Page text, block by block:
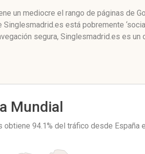
un mediocre el rango de páginas de
Singlesmadrid.es está pobremente
segura, Singlesmadrid.es es
Mundial
obtiene 94.1% del tráfico desde España